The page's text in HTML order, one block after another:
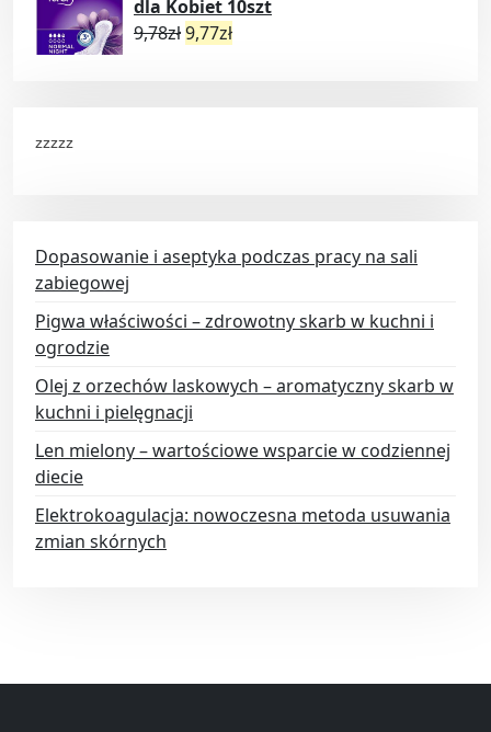
dla Kobiet 10szt
9,78zł9,77zł
zzzzz
Dopasowanie i aseptyka podczas pracy na sali
zabiegowej
Pigwa właściwości – zdrowotny skarb w kuchni i
ogrodzie
Olej z orzechów laskowych – aromatyczny skarb w
kuchni i pielęgnacji
Len mielony – wartościowe wsparcie w codziennej
diecie
Elektrokoagulacja: nowoczesna metoda usuwania
zmian skórnych